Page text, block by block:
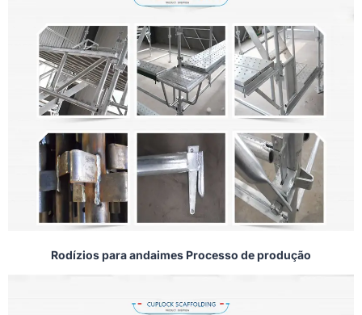
Rodízios para andaimes Processo de produção